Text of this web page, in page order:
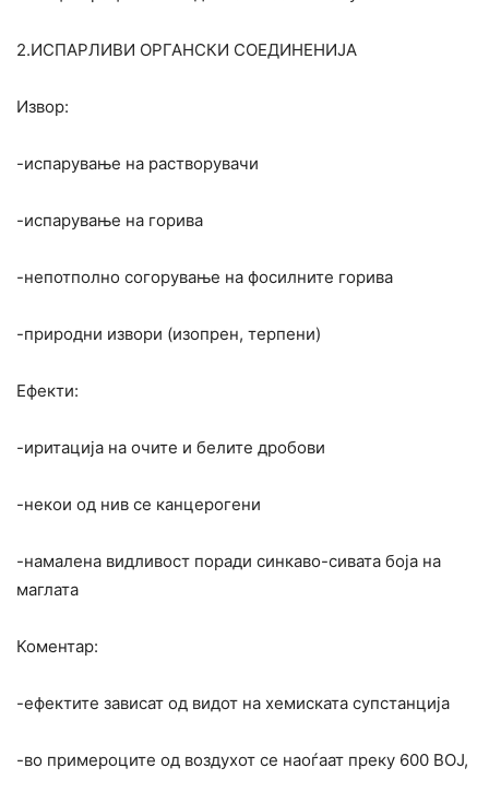
2.ИСПАРЛИВИ ОРГАНСКИ СОЕДИНЕНИЈА
Извор:
-испарување на растворувачи
-испарување на горива
-непотполно согорување на фосилните горива
-природни извори (изопрен, терпени)
Ефекти:
-иритација на очите и белите дробови
-некои од нив се канцерогени
-намалена видливост поради синкаво-сивата боја на
маглата
Коментар:
-ефектите зависат од видот на хемиската супстанција
-во примероците од воздухот се наоѓаат преку 600 ВОЈ,